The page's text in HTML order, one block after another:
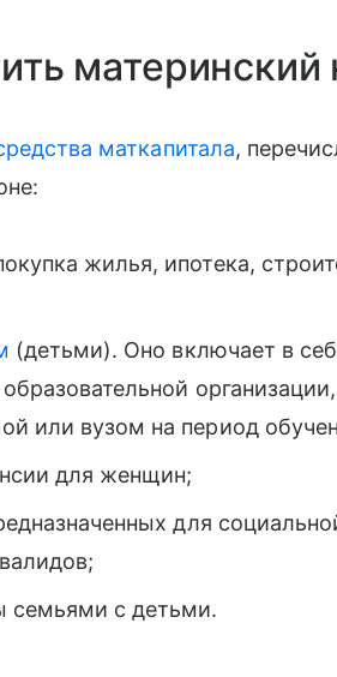
материнский
маткапитала,
жилья, ипотека,
(детьми). Оно включает в
или вузом на период
для женщин;
для
семьями с детьми.